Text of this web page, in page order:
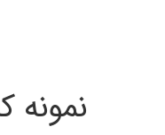
نمونه کار ۲ –